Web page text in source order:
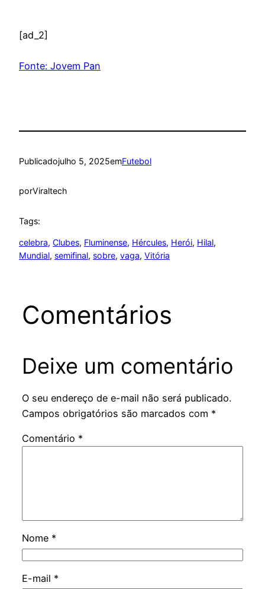
[ad_2]
Fonte: Jovem Pan
Publicadojulho 5, 2025emFutebol
porViraltech
Tags:
celebra, Clubes, Fluminense, Hércules, Herói, Hilal
Mundial, semifinal, sobre, vaga, Vitória
Comentários
Deixe um comentário
O seu endereço de e-mail não será publicado.
Campos obrigatórios são marcados com *
Comentário *
Nome *
E-mail *